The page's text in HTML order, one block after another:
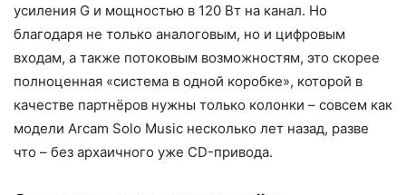
усиления G и мощностью в 120 Вт на канал. Но
благодаря не только аналоговым, но и цифровым
входам, а также потоковым возможностям, это скорее
полноценная «система в одной коробке», которой в
качестве партнёров нужны только колонки – совсем как
модели Arcam Solo Music несколько лет назад, разве
что – без архаичного уже CD-привода.